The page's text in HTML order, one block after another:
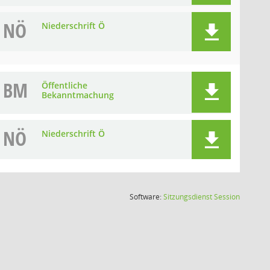
NÖ Niederschrift Ö
BM
Öffentliche
Bekanntmachung
NÖ Niederschrift Ö
Software:SitzungsdienstSession(Wird in